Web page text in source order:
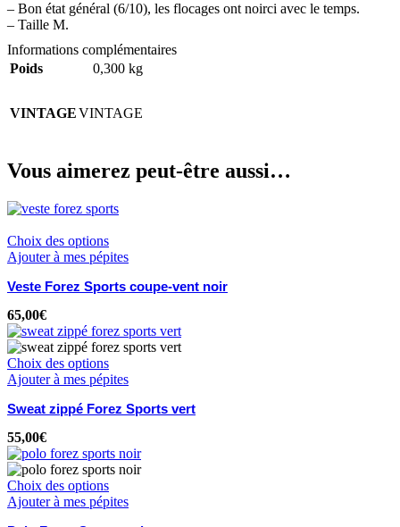
– Bon état général (6/10), les flocages ont noirci avec le temps.
– Taille M.
Informations complémentaires
Poids
0,300 kg
VINTAGEVINTAGE
Vous aimerez peut-être aussi…
Choix des options
Ajouter à mes pépites
Veste Forez Sports coupe-vent noir
65,00€
Choix des options
Ajouter à mes pépites
Sweat zippé Forez Sports vert
55,00€
Choix des options
Ajouter à mes pépites